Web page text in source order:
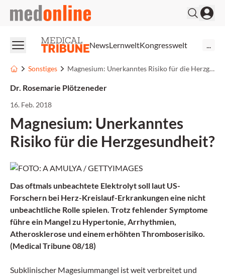
medonline
NewsLernweltKongresswelt
Sonstiges Magnesium: Unerkanntes Risiko für die Herzgesundheit?
Dr. Rosemarie Plötzeneder
16. Feb. 2018
Magnesium: Unerkanntes
Risiko für die Herzgesundheit?
Das oftmals unbeachtete Elektrolyt soll laut US-
Forschern bei Herz-Kreislauf-Erkrankungen eine nicht
unbeachtliche Rolle spielen. Trotz fehlender Symptome
führe ein Mangel zu Hypertonie, Arrhythmien,
Atherosklerose und einem erhöhten Thromboserisiko.
(Medical Tribune 08/18)
Subklinischer Magesiummangel ist weit verbreitet und